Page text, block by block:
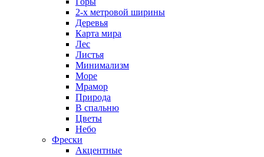
2-х метровой ширины
Деревья
Карта мира
Лес
Листья
Минимализм
Море
Мрамор
Природа
В спальню
Цветы
Небо
Фрески
Акцентные